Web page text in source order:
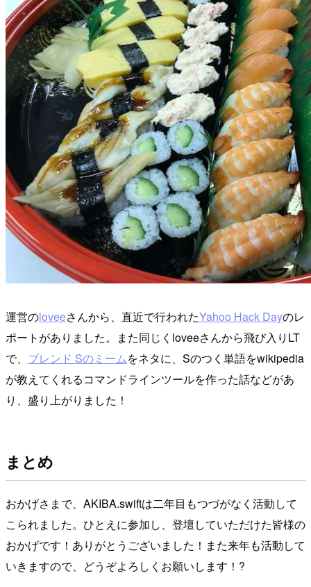
運営のloveeさんから、直近で行われたYahoo Hack Dayのレ
ポートがありました。また同じくloveeさんから飛び入りLT
で、 ブレンド Sのミームをネタに、Sのつく単語をwikipedia
が教えてくれるコマンドラインツールを作った話などがあ
り、盛り上がりました！
まとめ
おかげさまで、AKIBA.swiftは二年目もつづがなく活動して
こられました。ひとえに参加し、登壇していただけた皆様の
おかげです！ありがとうございました！また来年も活動して
いきますので、どうぞよろしくお願いします！?